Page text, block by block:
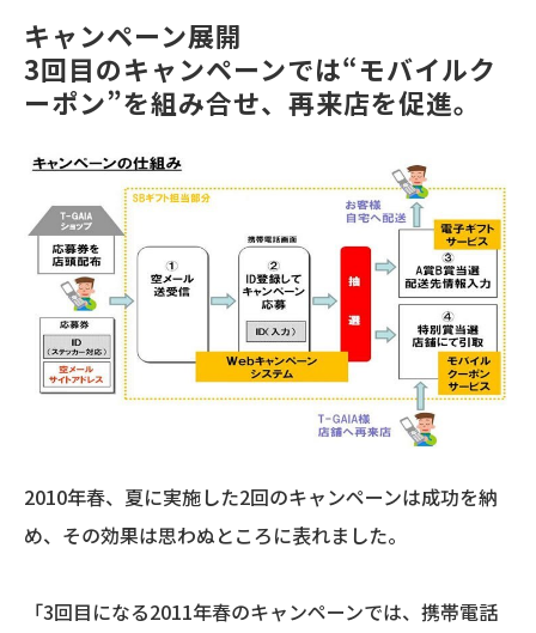
キャンペーン展開
3回目のキャンペーンでは“モバイルク
ーポン”を組み合せ、再来店を促進。
2010年春、夏に実施した2回のキャンペーンは成功を納
め、その効果は思わぬところに表れました。
「3回目になる2011年春のキャンペーンでは、携帯電話